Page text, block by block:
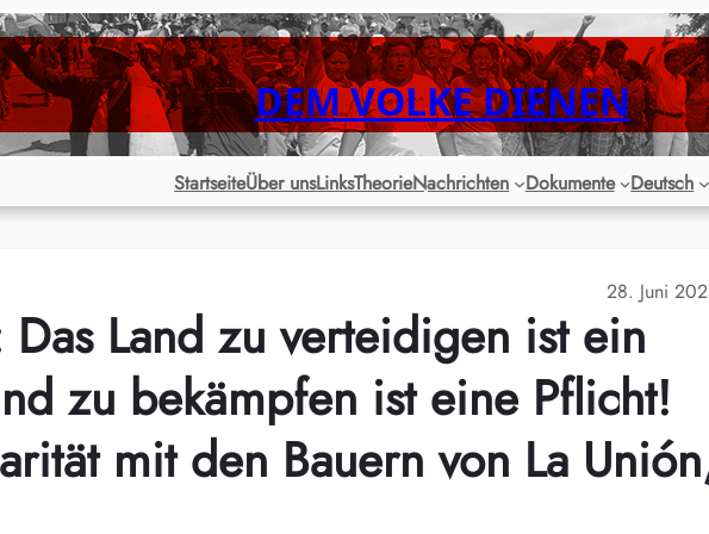
DEM VOLKE DIENEN
StartseiteÜber unsLinksTheorieNachrichten Dokumente Deutsch
28. Juni
Das Land zu verteidigen ist ein
zu bekämpfen ist eine Pflicht!
mit den Bauern von La